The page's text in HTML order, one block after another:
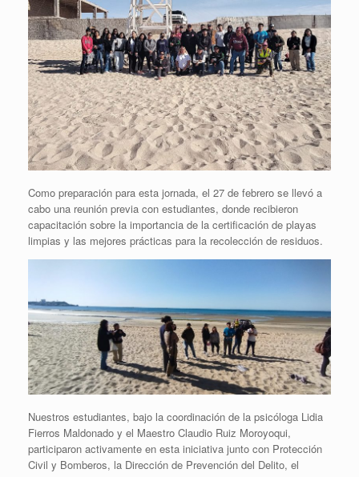
Como preparación para esta jornada, el 27 de febrero se llevó a
cabo una reunión previa con estudiantes, donde recibieron
capacitación sobre la importancia de la certificación de playas
limpias y las mejores prácticas para la recolección de residuos.
Nuestros estudiantes, bajo la coordinación de la psicóloga Lidia
Fierros Maldonado y el Maestro Claudio Ruiz Moroyoqui,
participaron activamente en esta iniciativa junto con Protección
Civil y Bomberos, la Dirección de Prevención del Delito, el